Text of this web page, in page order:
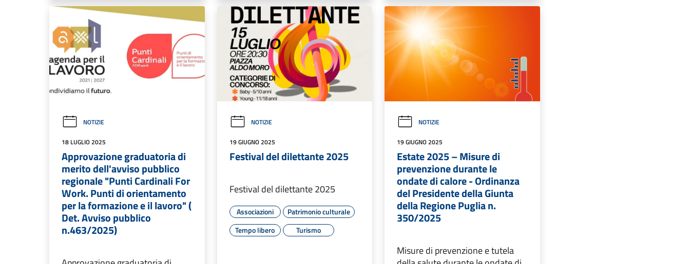
NOTIZIE
18 LUGLIO 2025
Approvazione graduatoria di
merito dell'avviso pubblico
regionale "Punti Cardinali For
Work. Punti di orientamento
per la formazione e il lavoro" (
Det. Avviso pubblico
n.463/2025)
NOTIZIE
19 GIUGNO 2025
Festival del dilettante 2025
Festival del dilettante 2025
Associazioni
Patrimonio culturale
Tempo libero
Turismo
NOTIZIE
19 GIUGNO 2025
Estate 2025 – Misure di
prevenzione durante le
ondate di calore - Ordinanza
del Presidente della Giunta
della Regione Puglia n.
350/2025
Misure di prevenzione e tutela